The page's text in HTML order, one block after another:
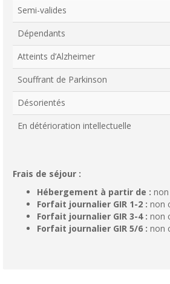
Semi-valides
Dépendants
Atteints d’Alzheimer
Souffrant de Parkinson
Désorientés
En détérioration intellectuelle
Frais de séjour :
Hébergement à partir de :
Forfait journalier GIR 1-2 : non
Forfait journalier GIR 3-4 : non
Forfait journalier GIR 5/6 : non